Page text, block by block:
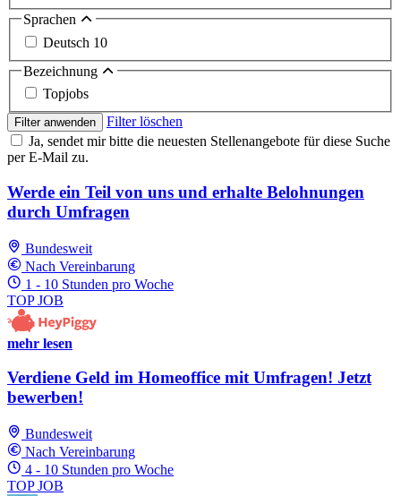
Sprachen
Deutsch 10
Bezeichnung
Topjobs
Filter anwenden
Filter löschen
Ja, sendet mir bitte die neuesten Stellenangebote für diese Suche
per E-Mail zu.
Werde ein Teil von uns und erhalte Belohnungen
durch Umfragen
Bundesweit
Nach Vereinbarung
1 - 10 Stunden pro Woche
TOP JOB
mehr lesen
Verdiene Geld im Homeoffice mit Umfragen! Jetzt
bewerben!
Bundesweit
Nach Vereinbarung
4 - 10 Stunden pro Woche
TOP JOB